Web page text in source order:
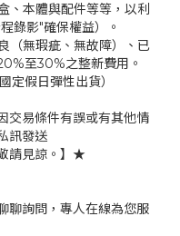
、本體與配件等等，以利
錄影"確保權益）。
（無瑕疵、無故障）、已
至30%之整新費用。
定假日彈性出貨）
交易條件有誤或有其他情
訊發送
請見諒。】★
聊詢問，專人在線為您服